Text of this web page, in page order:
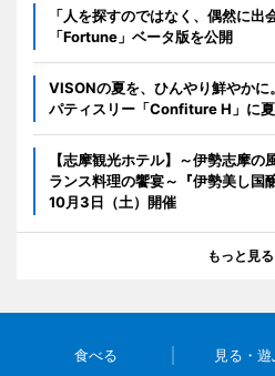
「人を探すのではなく、偶然に
「Fortune」ベータ版を公開
VISONの夏を、ひんやり鮮やかに
パティスリー「Confiture H」に
【志摩観光ホテル】～伊勢志摩
ランス料理の饗宴～『伊勢美し国
10月3日（土）開催
もっと見る
食べる 見る・遊